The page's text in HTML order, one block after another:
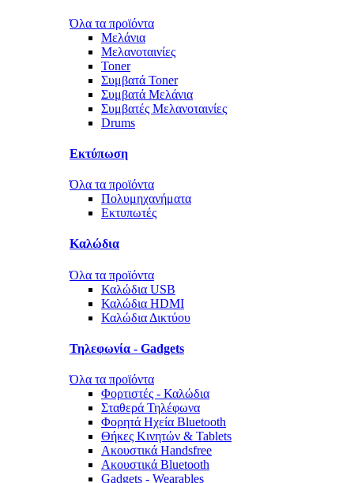
Όλα τα προϊόντα
Μελάνια
Μελανοταινίες
Toner
Συμβατά Toner
Συμβατά Μελάνια
Συμβατές Μελανοταινίες
Drums
Εκτύπωση
Όλα τα προϊόντα
Πολυμηχανήματα
Εκτυπωτές
Καλώδια
Όλα τα προϊόντα
Καλώδια USB
Καλώδια HDMI
Καλώδια Δικτύου
Τηλεφωνία - Gadgets
Όλα τα προϊόντα
Φορτιστές - Καλώδια
Σταθερά Τηλέφωνα
Φορητά Ηχεία Bluetooth
Θήκες Κινητών & Tablets
Ακουστικά Handsfree
Ακουστικά Bluetooth
Gadgets - Wearables